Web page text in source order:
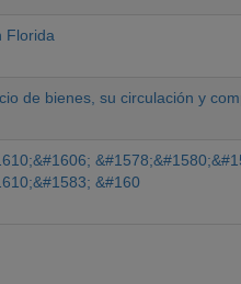
Florida
de bienes, su circulación y
&#160